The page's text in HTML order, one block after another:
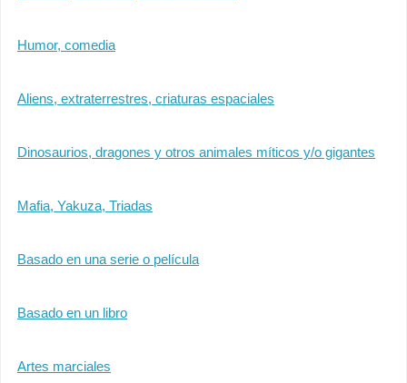
Humor, comedia
Aliens, extraterrestres, criaturas espaciales
Dinosaurios, dragones y otros animales míticos y/o gigantes
Mafia, Yakuza, Triadas
Basado en una serie o película
Basado en un libro
Artes marciales